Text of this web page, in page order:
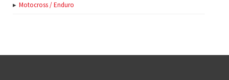
Motocross / Enduro